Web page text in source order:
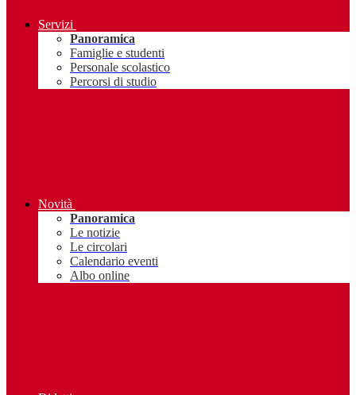
Servizi
Panoramica
Famiglie e studenti
Personale scolastico
Percorsi di studio
Novità
Panoramica
Le notizie
Le circolari
Calendario eventi
Albo online